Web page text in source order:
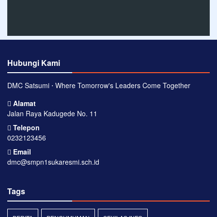
Hubungi Kami
DMC Satsumi ⋅ Where Tomorrow's Leaders Come Together
Alamat
Jalan Raya Kadugede No. 11
Telepon
0232123456
Email
dmc@smpn1sukaresmi.sch.id
Tags